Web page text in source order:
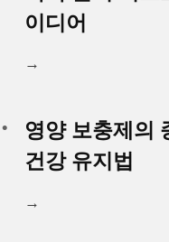
이디어
→
영양 보충제의
건강 유지법
→